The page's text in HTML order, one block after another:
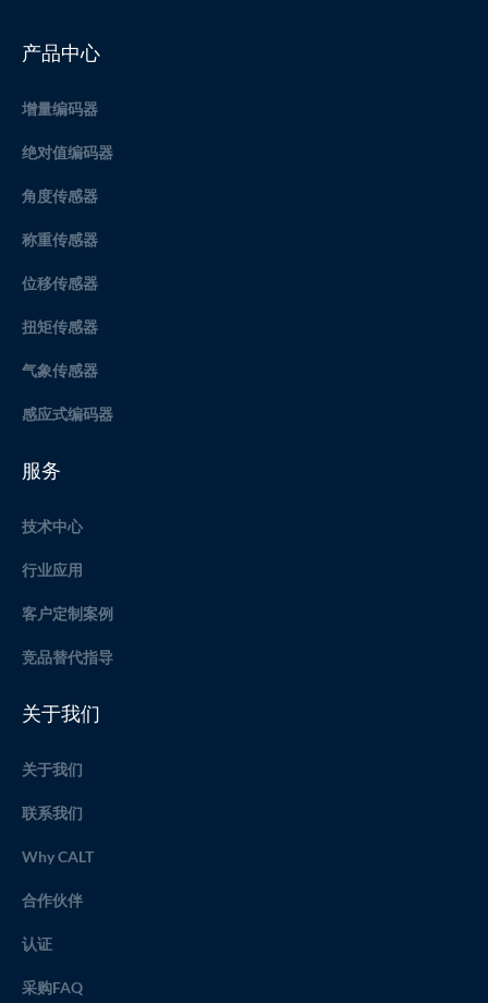
产品中心
增量编码器
绝对值编码器
角度传感器
称重传感器
位移传感器
扭矩传感器
气象传感器
感应式编码器
服务
技术中心
行业应用
客户定制案例
竞品替代指导
关于我们
关于我们
联系我们
Why CALT
合作伙伴
认证
采购FAQ